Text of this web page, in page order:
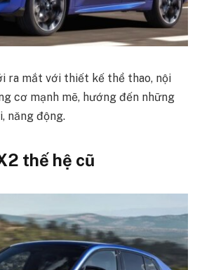
ra mắt với thiết kế thể thao, nội
cơ mạnh mẽ, hướng đến những
năng động.
thế hệ cũ